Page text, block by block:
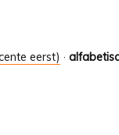
eerst) ·